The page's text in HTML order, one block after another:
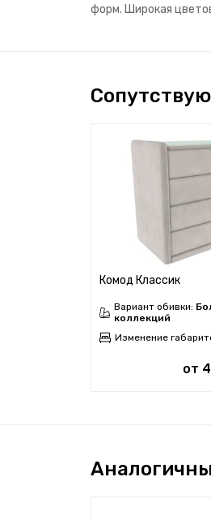
форм. Широкая
Комод Классик
Вариант обивки:
коллекций
Изменение
от